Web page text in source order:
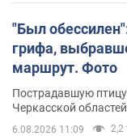
"Был
грифа,
маршрут. Фото
Пострадавшую
Черкасской областей
6.08.2026 11:09 2,2